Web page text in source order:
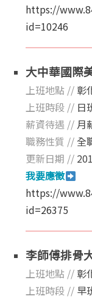
https://
id=10246
大中華國際
上班地點 // 彰
上班時段 // 日
薪資待遇 // 月
職務性質 // 全
更新日期 //
我要應徵
https://
id=26375
李師傅排骨
上班地點 // 彰
上班時段 // 早